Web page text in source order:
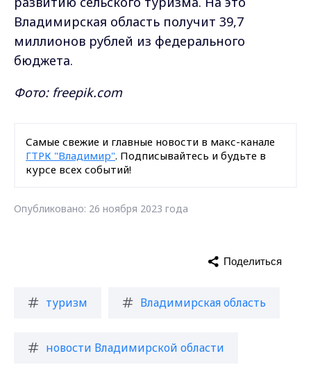
Владимирская область получит 39,7
миллионов рублей из федерального
бюджета.
Фото: freepik.com
Самые свежие и главные новости в макс-канале
ГТРК "Владимир". Подписывайтесь и будьте в
курсе всех событий!
Опубликовано: 26 ноября 2023 года
туризм Владимирская область
новости Владимирской области
Поделиться